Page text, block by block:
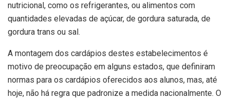
nutricional, como os refrigerantes, ou alimentos com
quantidades elevadas de açúcar, de gordura saturada, de
gordura trans ou sal.
A montagem dos cardápios destes estabelecimentos é
motivo de preocupação em alguns estados, que definiram
normas para os cardápios oferecidos aos alunos, mas, até
hoje, não há regra que padronize a medida nacionalmente. O